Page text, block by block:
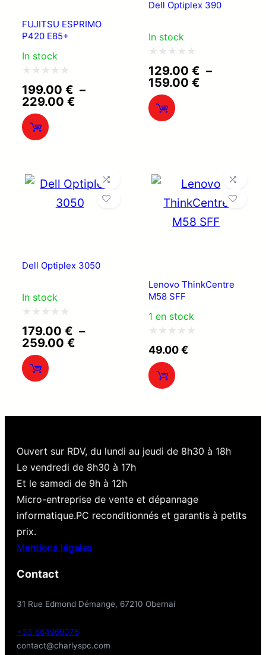
FUJITSU ESPRIMO
P420 E85+
In stock
Note
0
sur
5
199.00€ –
229.00€
Dell Optiplex 390
In stock
Note
0
sur
5
129.00 € –
159.00 €
Dell Optiplex 3050
In stock
Note
0
sur
5
179.00€ –
259.00€
Lenovo ThinkCentre
M58 SFF
1 en stock
Note
0
sur
49.00€
Ouvert sur RDV, du lundi au jeudi de 8h30 à 18h
Le vendredi de 8h30 à 17h
Et le samedi de 9h à 12h
Micro-entreprise de vente et dépannage
informatique.PC reconditionnés et garantis à petits
prix.
Mentions légales
Contact
31 Rue Edmond Démange, 67210 Obernai
+33 684969076
contact@charlyspc.com